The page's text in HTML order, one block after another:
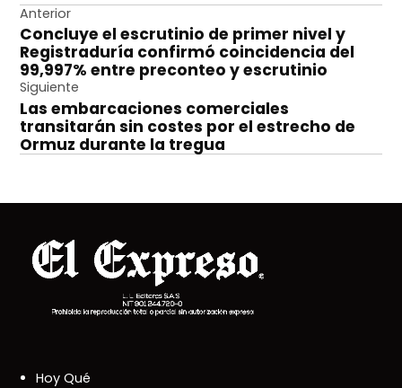
Navegación
de
entradas
Anterior
Concluye el escrutinio de primer nivel y
Registraduría confirmó coincidencia del
99,997% entre preconteo y escrutinio
Siguiente
Las embarcaciones comerciales
transitarán sin costes por el estrecho de
Ormuz durante la tregua
Hoy Qué